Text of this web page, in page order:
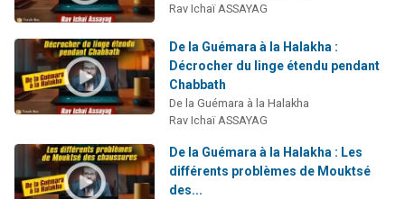
Rav Ichaï ASSAYAG
De la Guémara à la Halakha :
Décrocher du linge étendu pendant
Chabbath
De la Guémara à la Halakha
Rav Ichaï ASSAYAG
De la Guémara à la Halakha : Les
différents problèmes de Mouktsé
des...